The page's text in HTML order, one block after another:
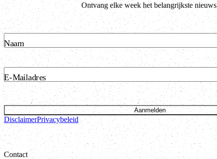
Ontvang elke week het belangrijkste
Naam
E-Mailadres
Aanmelden
DisclaimerPrivacybeleid
Contact